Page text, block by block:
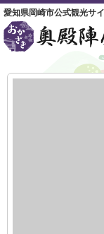
愛知県岡崎市公式観光サ